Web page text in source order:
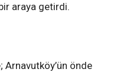
araya getirdi.
Arnavutköy’ün önde